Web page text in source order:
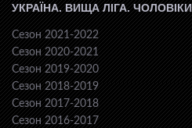
УКРАЇНА. ВИЩА ЛІГА. ЧОЛОВІКИ
Сезон 2021-2022
Сезон 2020-2021
Сезон 2019-2020
Сезон 2018-2019
Сезон 2017-2018
Сезон 2016-2017